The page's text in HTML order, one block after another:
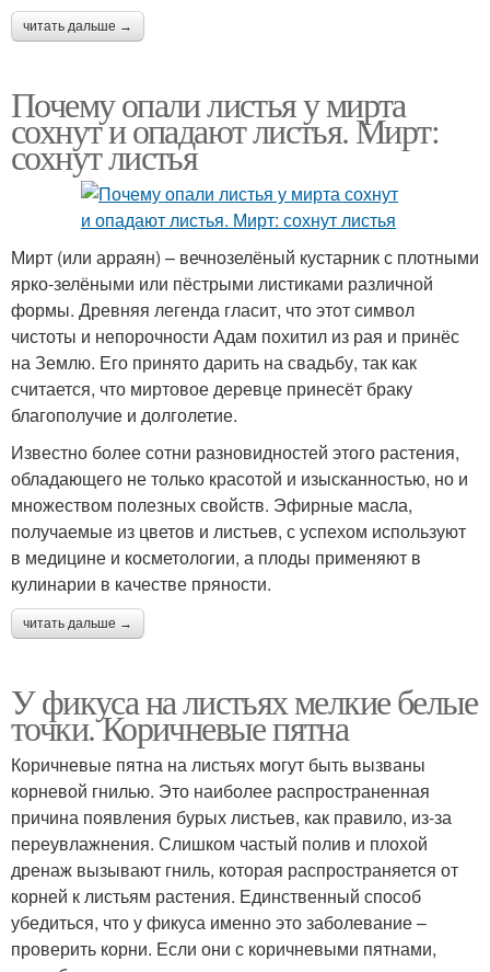
читать дальше →
Почему опали листья у мирта
сохнут и опадают листья. Мирт:
сохнут листья
Мирт (или арраян) – вечнозелёный кустарник с плотными
ярко-зелёными или пёстрыми листиками различной
формы. Древняя легенда гласит, что этот символ
чистоты и непорочности Адам похитил из рая и принёс
на Землю. Его принято дарить на свадьбу, так как
считается, что миртовое деревце принесёт браку
благополучие и долголетие.
Известно более сотни разновидностей этого растения,
обладающего не только красотой и изысканностью, но и
множеством полезных свойств. Эфирные масла,
получаемые из цветов и листьев, с успехом используют
в медицине и косметологии, а плоды применяют в
кулинарии в качестве пряности.
читать дальше →
У фикуса на листьях мелкие белые
точки. Коричневые пятна
Коричневые пятна на листьях могут быть вызваны
корневой гнилью. Это наиболее распространенная
причина появления бурых листьев, как правило, из-за
переувлажнения. Слишком частый полив и плохой
дренаж вызывают гниль, которая распространяется от
корней к листьям растения. Единственный способ
убедиться, что у фикуса именно это заболевание –
проверить корни. Если они с коричневыми пятнами,